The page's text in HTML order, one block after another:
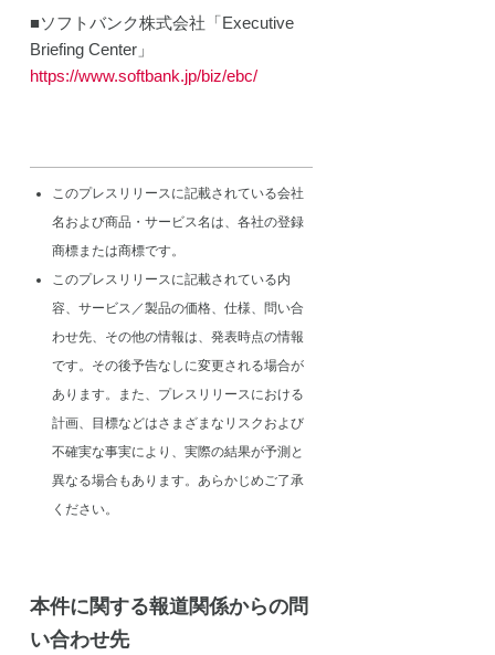
■ソフトバンク株式会社「Executive
Briefing Center」
https://www.softbank.jp/biz/ebc/
このプレスリリースに記載されている会社
名および商品・サービス名は、各社の登録
商標または商標です。
このプレスリリースに記載されている内
容、サービス／製品の価格、仕様、問い合
わせ先、その他の情報は、発表時点の情報
です。その後予告なしに変更される場合が
あります。また、プレスリリースにおける
計画、目標などはさまざまなリスクおよび
不確実な事実により、実際の結果が予測と
異なる場合もあります。あらかじめご了承
ください。
本件に関する報道関係からの問
い合わせ先